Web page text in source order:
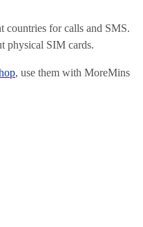
countries for calls and SMS.
physical SIM cards.
, use them with MoreMins